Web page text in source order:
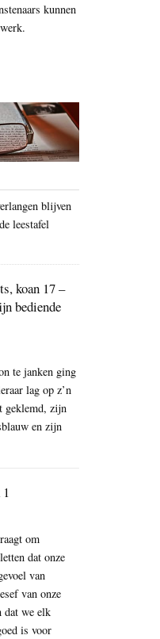
kunnen
blijven
leestafel
koan 17 –
bediende
te janken ging
lag op z’n
geklemd, zijn
en zijn
om
dat onze
van
van onze
dat we elk
is voor